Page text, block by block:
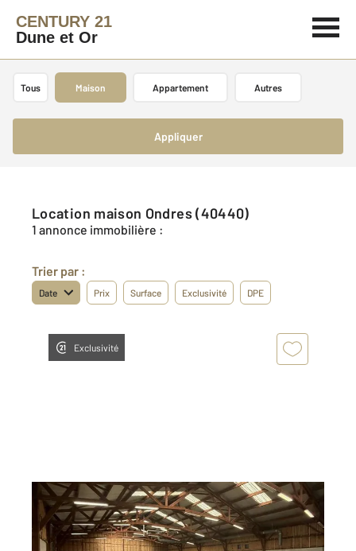
CENTURY 21
Dune et Or
Tous Maison Appartement Autres
Appliquer
Location maison Ondres (40440)
1 annonce immobilière :
Trier par :
Date Prix Surface Exclusivité DPE
Exclusivité
ONDRES 40
650 m2, 1 pièce
Ref : 33014